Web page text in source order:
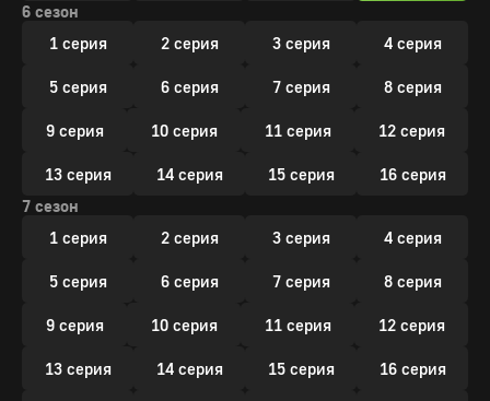
6 сезон
1 серия
2 серия 3 серия 4 серия
5 серия 6 серия 7 серия 8 серия
9 серия 10 серия 11 серия 12 серия
13 серия 14 серия 15 серия
16 серия
7 сезон
1 серия
2 серия 3 серия 4 серия
5 серия 6 серия 7 серия 8 серия
9 серия 10 серия 11 серия 12 серия
13 серия 14 серия 15 серия 16 серия